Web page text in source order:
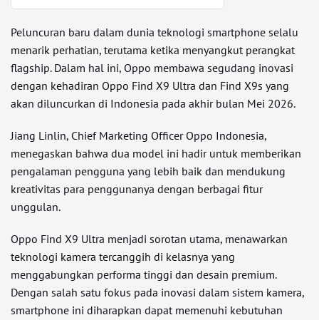
Peluncuran baru dalam dunia teknologi smartphone selalu
menarik perhatian, terutama ketika menyangkut perangkat
flagship. Dalam hal ini, Oppo membawa segudang inovasi
dengan kehadiran Oppo Find X9 Ultra dan Find X9s yang
akan diluncurkan di Indonesia pada akhir bulan Mei 2026.
Jiang Linlin, Chief Marketing Officer Oppo Indonesia,
menegaskan bahwa dua model ini hadir untuk memberikan
pengalaman pengguna yang lebih baik dan mendukung
kreativitas para penggunanya dengan berbagai fitur
unggulan.
Oppo Find X9 Ultra menjadi sorotan utama, menawarkan
teknologi kamera tercanggih di kelasnya yang
menggabungkan performa tinggi dan desain premium.
Dengan salah satu fokus pada inovasi dalam sistem kamera,
smartphone ini diharapkan dapat memenuhi kebutuhan